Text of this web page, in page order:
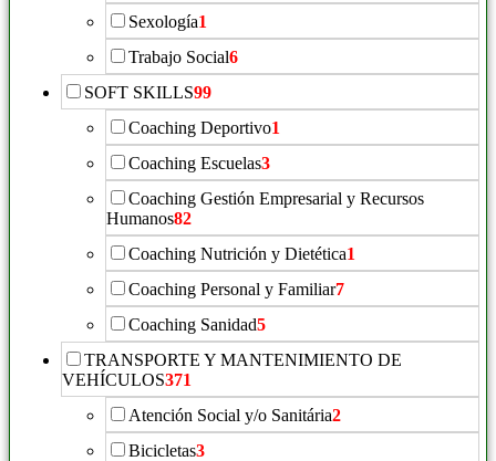
Sexología1
Trabajo Social6
SOFT SKILLS99
Coaching Deportivo1
Coaching Escuelas3
Coaching Gestión Empresarial y Recursos
Humanos82
Coaching Nutrición y Dietética1
Coaching Personal y Familiar7
Coaching Sanidad5
TRANSPORTE Y MANTENIMIENTO DE
VEHÍCULOS371
Atención Social y/o Sanitária2
Bicicletas3